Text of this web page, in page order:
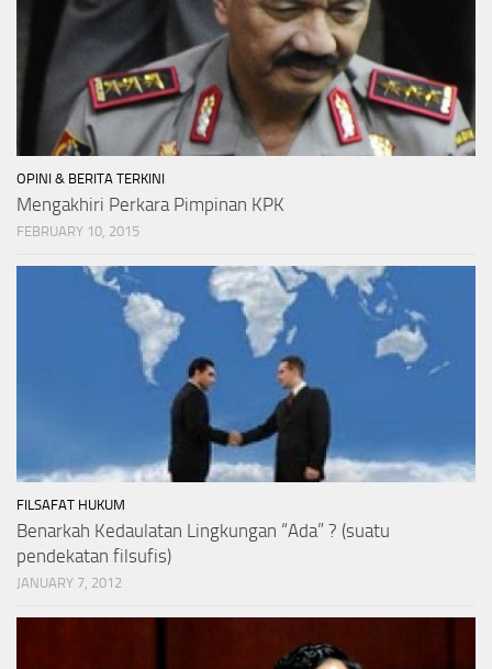
OPINI & BERITA TERKINI
Mengakhiri Perkara Pimpinan KPK
FEBRUARY 10, 2015
FILSAFAT HUKUM
Benarkah Kedaulatan Lingkungan “Ada” ? (suatu
pendekatan filsufis)
JANUARY 7, 2012